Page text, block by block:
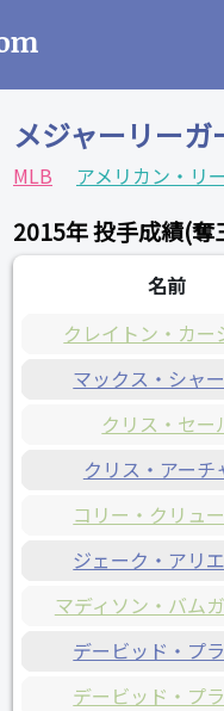
メジャーリー
MLB アメリカン・リ
2015年 投手成績(奪
名前
クレイトン・カー
マックス・シャ
クリス・セー
クリス・アーチ
コリー・クリュ
ジェーク・アリ
マディソン・バム
デービッド・プ
デービッド・プ